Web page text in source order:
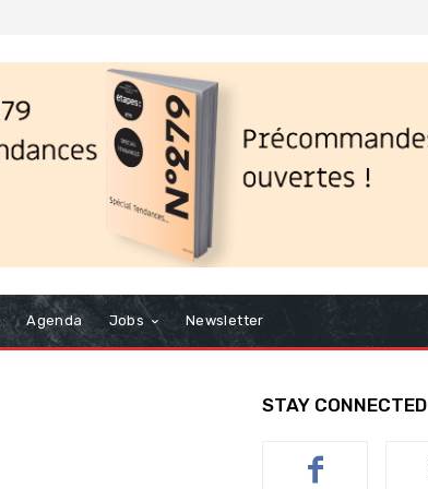
Agenda Jobs Newsletter
STAY CONNECTED